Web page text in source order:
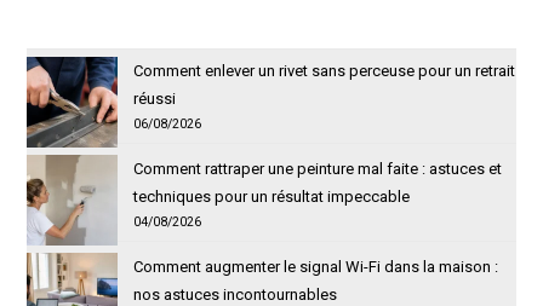
Comment enlever un rivet sans perceuse pour un retrait
réussi
06/08/2026
Comment rattraper une peinture mal faite : astuces et
techniques pour un résultat impeccable
04/08/2026
Comment augmenter le signal Wi-Fi dans la maison :
nos astuces incontournables